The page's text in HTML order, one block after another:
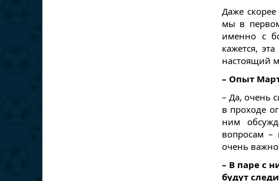
Даже
мы в
именно с
кажется,
настоящий
– Опыт
– Да, очень
в проходе
ним
вопросам
очень
– В паре с
будут